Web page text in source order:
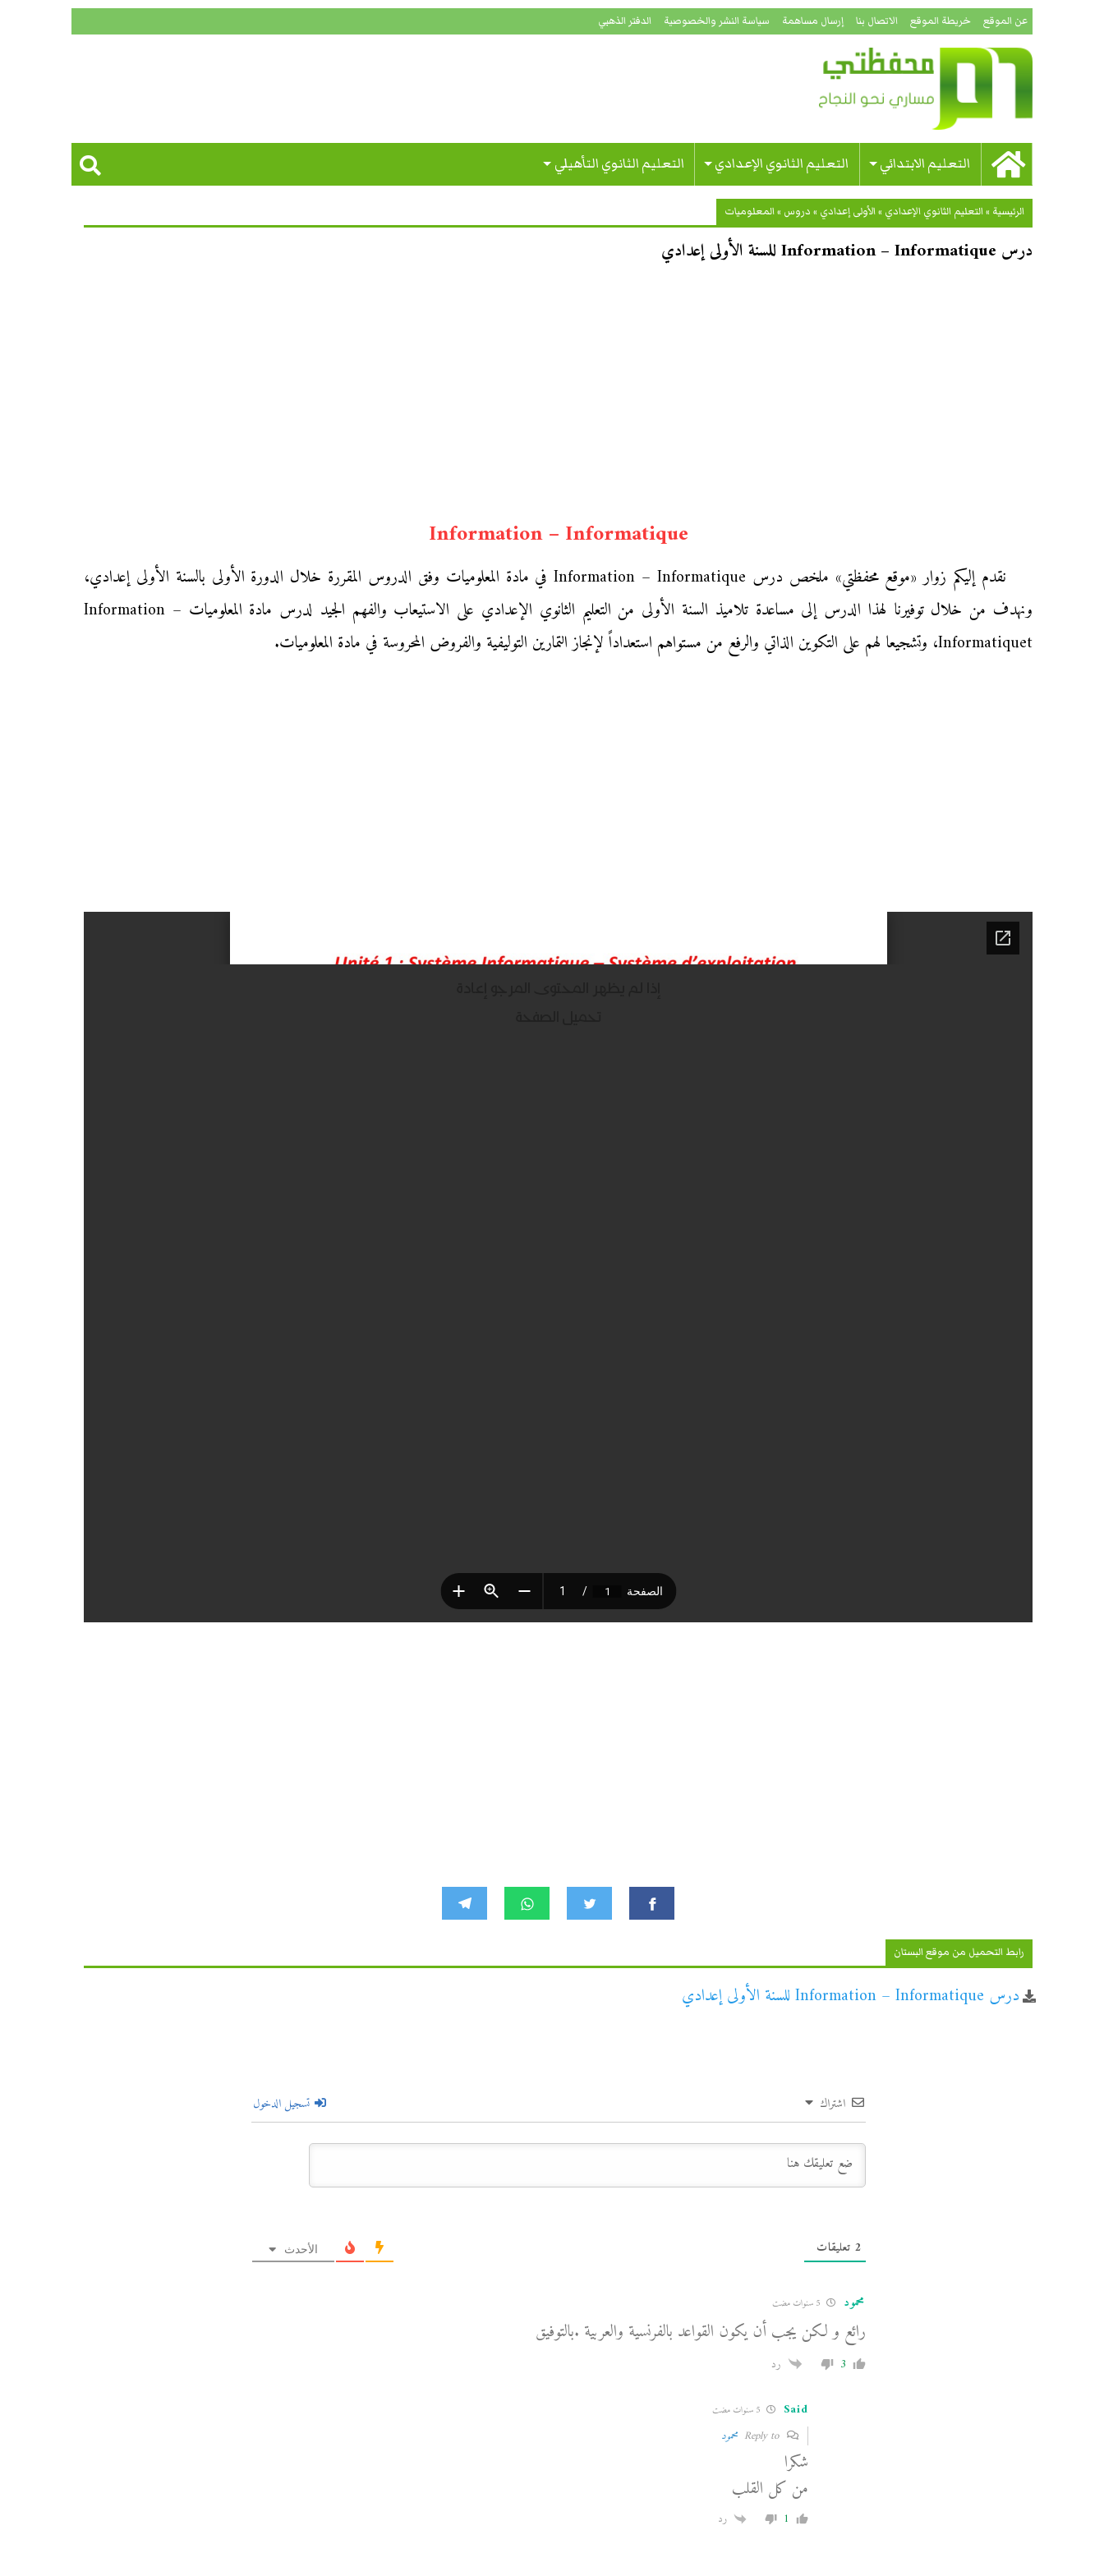
عن الموقع خريطة الموقع الاتصال بنا إرسال مساهمة سياسة النشر والخصوصية الدفتر الذهبي
التعليم الابتدائي التعليم الثانوي الإعدادي التعليم الثانوي التأهيلي
الرئيسية »التعليم الثانوي الإعدادي »الأولى إعدادي » دروس »المعلوميات
درس Information – Informatique للسنة الأولى إعدادي
Information – Informatique
نقدم إليكم زوار «موقع محفظتي» ملخص درس Information – Informatique في مادة المعلوميات وفق الدروس المقررة خلال الدورة الأولى بالسنة الأولى إعدادي،
ونهدف من خلال توفيرنا لهذا الدرس إلى مساعدة تلاميذ السنة الأولى من التعليم الثانوي الإعدادي على الاستيعاب والفهم الجيد لدرس مادة المعلوميات Information –
Informatiquet، وتشجيعا لهم على التكوين الذاتي والرفع من مستواهم استعداداً لإنجاز التمارين التوليفية والفروض المحروسة في مادة المعلوميات.
رابط التحميل من موقع البستان
درس Information – Informatique للسنة الأولى إعدادي
اشتراك تسجيل الدخول
2 تعليقات الأحدث
محمود
رائع و لكن يجب أن يكون القواعد بالفرنسية والعربية .بالتوفيق
3 رد
Said
Reply to محمود
شكرا
من كل القلب
1 رد